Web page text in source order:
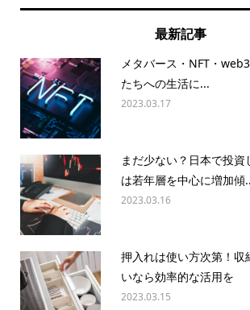
最新記事
メタバース・NFT・
たちへの生活に...
2023.03.17
まだ少ない？日本で投資
は若年層を中心に増加傾
2023.03.16
押入れは使い方次第！収
いなら効率的な活用を
2023.03.15